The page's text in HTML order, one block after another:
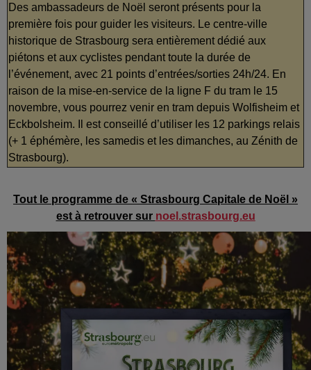
Des ambassadeurs de Noël seront présents pour la
première fois pour guider les visiteurs. Le centre-ville
historique de Strasbourg sera entièrement dédié aux
piétons et aux cyclistes pendant toute la durée de
l’événement, avec 21 points d’entrées/sorties 24h/24. En
raison de la mise-en-service de la ligne F du tram le 15
novembre, vous pourrez venir en tram depuis Wolfisheim et
Eckbolsheim. Il est conseillé d’utiliser les 12 parkings relais
(+ 1 éphémère, les samedis et les dimanches, au Zénith de
Strasbourg).
Tout le programme de « Strasbourg Capitale de Noël »
est à retrouver sur noel.strasbourg.eu